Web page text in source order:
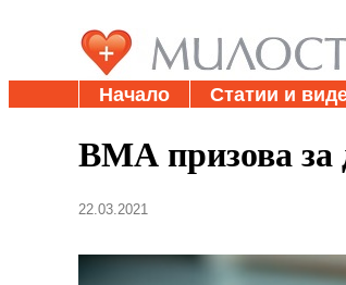
Начало Статии и
ВМА призова за
22.03.2021